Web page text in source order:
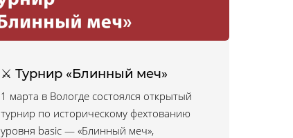
⚔ Турнир «Блинный меч»
1 марта в Вологде состоялся открытый
турнир по историческому фехтованию
уровня basic — «Блинный меч»,